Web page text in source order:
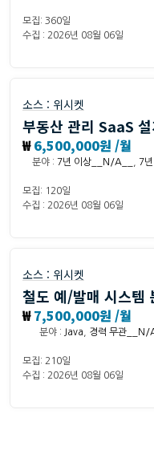
모집: 360일
수집 : 2026년 08월 06일
소스 : 위시켓
부동산 관리 SaaS
₩6,500,000원 /월
분야 : 7년 이상__N/A__ 7
모집: 120일
수집 : 2026년 08월 06일
소스 : 위시켓
철도 예/발매 시스템
₩7,500,000원 /월
분야 : Java 경력 무관
모집: 210일
수집 : 2026년 08월 06일